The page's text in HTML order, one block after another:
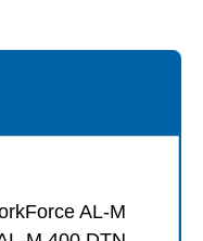
AL-M